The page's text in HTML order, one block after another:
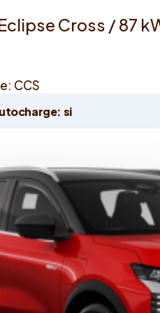
Cross / 87
CCS
si